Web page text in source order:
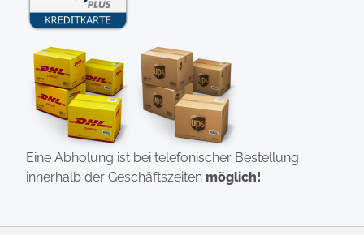
Eine Abholung ist bei telefonischer Bestellung
innerhalb der Geschäftszeiten möglich!